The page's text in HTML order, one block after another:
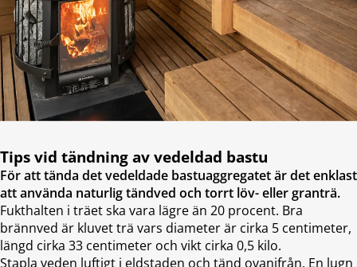
Tips vid tändning av vedeldad bastu
För att tända det vedeldade bastuaggregatet är det enklast
att använda naturlig tändved och torrt löv- eller granträ.
Fukthalten i träet ska vara lägre än 20 procent. Bra
brännved är kluvet trä vars diameter är cirka 5 centimeter,
längd cirka 33 centimeter och vikt cirka 0,5 kilo.
Stapla veden luftigt i eldstaden och tänd ovanifrån. En lugn